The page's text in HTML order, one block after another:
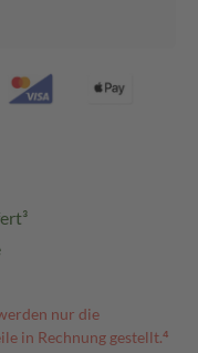
nur die
in Rechnung gestellt.⁴